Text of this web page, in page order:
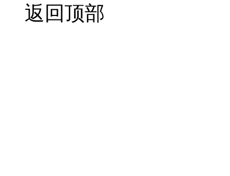
返回顶部